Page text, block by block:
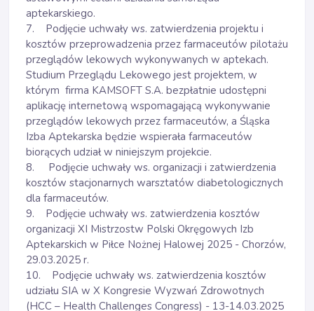
aptekarskiego.
7. Podjęcie uchwały ws. zatwierdzenia projektu i
kosztów przeprowadzenia przez farmaceutów pilotażu
przeglądów lekowych wykonywanych w aptekach.
Studium Przeglądu Lekowego jest projektem, w
którym firma KAMSOFT S.A. bezpłatnie udostępni
aplikację internetową wspomagającą wykonywanie
przeglądów lekowych przez farmaceutów, a Śląska
Izba Aptekarska będzie wspierała farmaceutów
biorących udział w niniejszym projekcie.
8. Podjęcie uchwały ws. organizacji i zatwierdzenia
kosztów stacjonarnych warsztatów diabetologicznych
dla farmaceutów.
9. Podjęcie uchwały ws. zatwierdzenia kosztów
organizacji XI Mistrzostw Polski Okręgowych Izb
Aptekarskich w Piłce Nożnej Halowej 2025 - Chorzów,
29.03.2025 r.
10. Podjęcie uchwały ws. zatwierdzenia kosztów
udziału SIA w X Kongresie Wyzwań Zdrowotnych
(HCC – Health Challenges Congress) - 13-14.03.2025